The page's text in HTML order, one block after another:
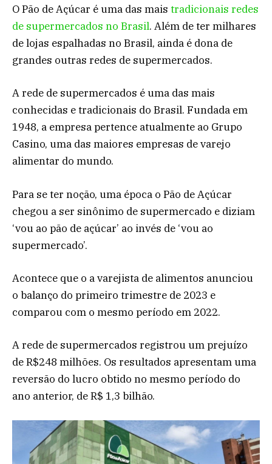
O Pão de Açúcar é uma das mais tradicionais redes
de supermercados no Brasil. Além de ter milhares
de lojas espalhadas no Brasil, ainda é dona de
grandes outras redes de supermercados.
A rede de supermercados é uma das mais
conhecidas e tradicionais do Brasil. Fundada em
1948, a empresa pertence atualmente ao Grupo
Casino, uma das maiores empresas de varejo
alimentar do mundo.
Para se ter noção, uma época o Pão de Açúcar
chegou a ser sinônimo de supermercado e diziam
‘vou ao pão de açúcar’ ao invés de ‘vou ao
supermercado’.
Acontece que o a varejista de alimentos anunciou
o balanço do primeiro trimestre de 2023 e
comparou com o mesmo período em 2022.
A rede de supermercados registrou um prejuízo
de R$248 milhões. Os resultados apresentam uma
reversão do lucro obtido no mesmo período do
ano anterior, de R$ 1,3 bilhão.